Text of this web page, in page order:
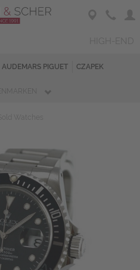
AUDEMARS PIGUET CZAPEK